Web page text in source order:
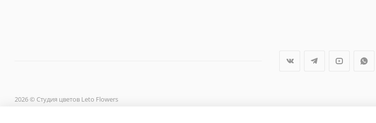
2026 © Студия цветов Leto Flowers